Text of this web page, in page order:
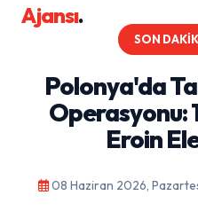
Ajansı.
SON
Polonya'da
Operasyonu:
Eroin
08 Haziran 2026,